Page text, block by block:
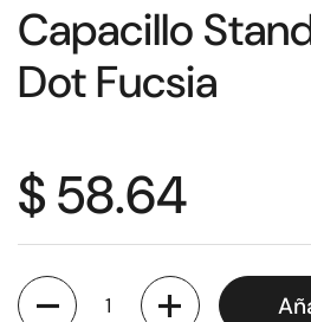
Capacillo
Dot Fucsia
$ 58.64
Cantidad